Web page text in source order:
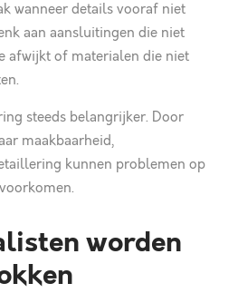
wanneer details vooraf niet
aan aansluitingen die niet
afwijkt of materialen die niet
steeds belangrijker. Door
maakbaarheid,
kunnen problemen op
worden